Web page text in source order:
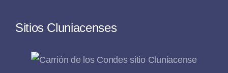
Sitios Cluniacenses